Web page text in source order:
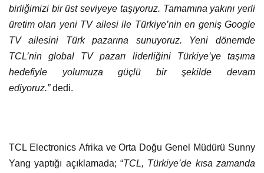
birliğimizi bir üst seviyeye taşıyoruz. Tamamına yakını yerli
üretim olan yeni TV ailesi ile Türkiye’nin en geniş Google
TV ailesini Türk pazarına sunuyoruz. Yeni dönemde
TCL’nin global TV pazarı liderliğini Türkiye’ye taşıma
hedefiyle yolumuza güçlü bir şekilde devam
ediyoruz.”dedi.
TCL Electronics Afrika ve Orta Doğu Genel Müdürü Sunny
Yang yaptığı açıklamada; “TCL, Türkiye’de kısa zamanda